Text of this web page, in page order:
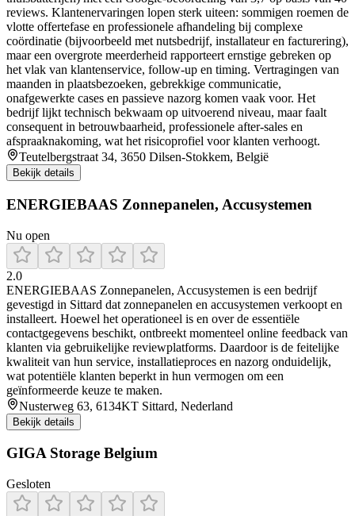
reviews. Klantenervaringen lopen sterk uiteen: sommigen roemen de
vlotte offertefase en professionele afhandeling bij complexe
coördinatie (bijvoorbeeld met nutsbedrijf, installateur en facturering),
maar een overgrote meerderheid rapporteert ernstige gebreken op
het vlak van klantenservice, follow-up en timing. Vertragingen van
maanden in plaatsbezoeken, gebrekkige communicatie,
onafgewerkte cases en passieve nazorg komen vaak voor. Het
bedrijf lijkt technisch bekwaam op uitvoerend niveau, maar faalt
consequent in betrouwbaarheid, professionele after‑sales en
afspraaknakoming, wat het risicoprofiel voor klanten verhoogt.
Teutelbergstraat 34, 3650 Dilsen-Stokkem, België
Bekijk details
ENERGIEBAAS Zonnepanelen, Accusystemen
Nu open
2.0
ENERGIEBAAS Zonnepanelen, Accusystemen is een bedrijf
gevestigd in Sittard dat zonnepanelen en accusystemen verkoopt en
installeert. Hoewel het operationeel is en over de essentiële
contactgegevens beschikt, ontbreekt momenteel online feedback van
klanten via gebruikelijke reviewplatforms. Daardoor is de feitelijke
kwaliteit van hun service, installatieproces en nazorg onduidelijk,
wat potentiële klanten beperkt in hun vermogen om een
geïnformeerde keuze te maken.
Nusterweg 63, 6134KT Sittard, Nederland
Bekijk details
GIGA Storage Belgium
Gesloten